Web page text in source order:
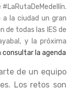
a la ciudad un gran
todas las IES de
y la próxima
consultar la agenda
de un equipo
Los retos son